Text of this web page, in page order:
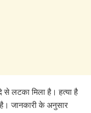
लटका मिला है। हत्या है
जानकारी के अनुसार